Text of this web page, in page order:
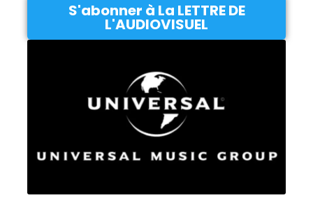
S'abonner à La LETTRE DE
L'AUDIOVISUEL